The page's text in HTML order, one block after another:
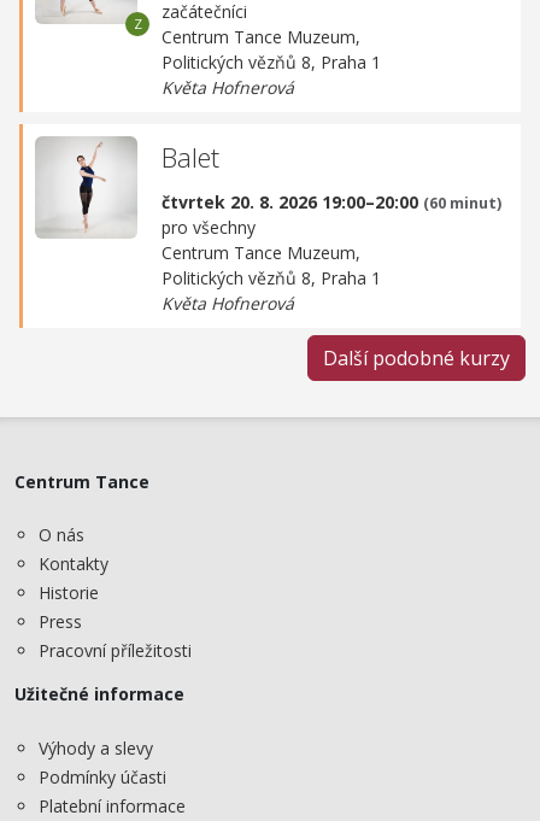
začátečníci
Centrum Tance Muzeum,
Politických vězňů 8, Praha 1
Květa Hofnerová
Balet
čtvrtek 20. 8. 2026 19:00–20:00 (60 minut)
pro všechny
Centrum Tance Muzeum,
Politických vězňů 8, Praha 1
Květa Hofnerová
Další podobné kurzy
Centrum Tance
O nás
Kontakty
Historie
Press
Pracovní příležitosti
Užitečné informace
Výhody a slevy
Podmínky účasti
Platební informace